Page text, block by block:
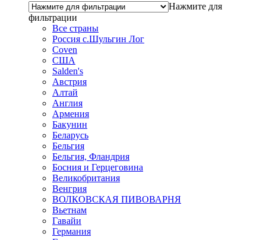
Нажмите для
фильтрации
Все страны
Россия с.Шульгин Лог
Coven
CША
Salden's
Австрия
Алтай
Англия
Армения
Бакунин
Беларусь
Бельгия
Бельгия, Фландрия
Босния и Герцеговина
Великобритания
Венгрия
ВОЛКОВСКАЯ ПИВОВАРНЯ
Вьетнам
Гавайи
Германия